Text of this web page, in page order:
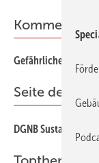
Kommentar
Gefährliches
Seite des
DGNB Sustainable